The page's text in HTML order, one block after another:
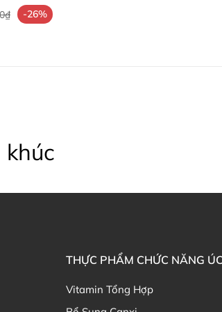
Vitamin
Cân bằng
-26%
khúc
THỰC PHẨM CHỨC NĂNG ÚC
Vitamin Tổng Hợp